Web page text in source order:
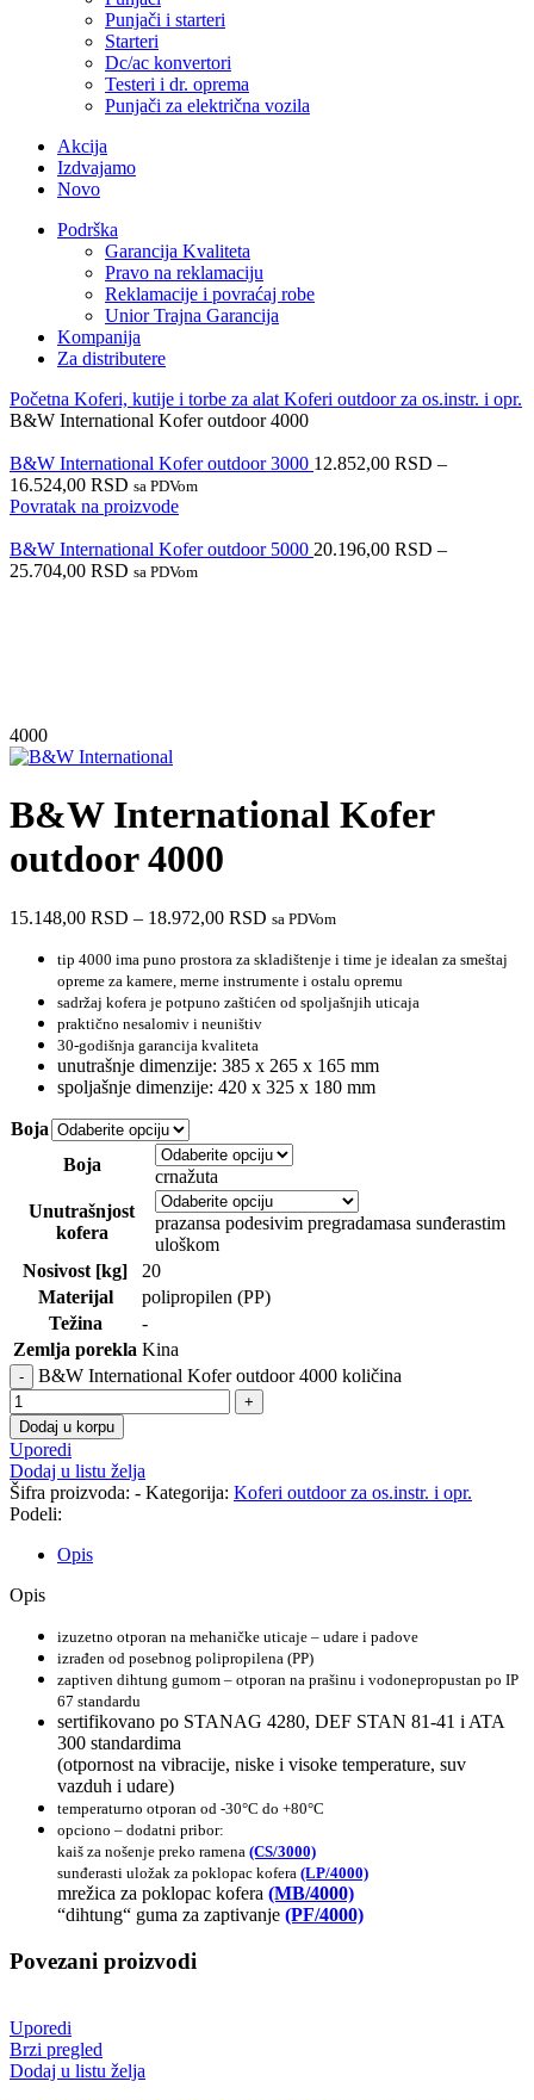
Punjači i starteri
Starteri
Dc/ac konvertori
Testeri i dr. oprema
Punjači za električna vozila
Akcija
Izdvajamo
Novo
Podrška
Garancija Kvaliteta
Pravo na reklamaciju
Reklamacije i povraćaj robe
Unior Trajna Garancija
Kompanija
Za distributere
Početna Koferi, kutije i torbe za alat Koferi outdoor za os.instr. i opr.
B&W International Kofer outdoor 4000
B&W International Kofer outdoor 3000 12.852,00 RSD –
16.524,00 RSD sa PDVom
Povratak na proizvode
B&W International Kofer outdoor 5000 20.196,00 RSD –
25.704,00 RSD sa PDVom
4000
B&W International Kofer
outdoor 4000
15.148,00 RSD – 18.972,00 RSD sa PDVom
tip 4000 ima puno prostora za skladištenje i time je idealan za smeštaj
opreme za kamere, merne instrumente i ostalu opremu
sadržaj kofera je potpuno zaštićen od spoljašnjih uticaja
praktično nesalomiv i neuništiv
30-godišnja garancija kvaliteta
unutrašnje dimenzije: 385 x 265 x 165 mm
spoljašnje dimenzije: 420 x 325 x 180 mm
Boja
Boja
crnažuta
Unutrašnjost
kofera
prazansa podesivim pregradamasa sunđerastim
uloškom
Nosivost [kg]
20
Materijal
polipropilen (PP)
Težina
-
Zemlja porekla Kina
B&W International Kofer outdoor 4000 količina
Dodaj u korpu
Uporedi
Dodaj u listu želja
Šifra proizvoda: - Kategorija: Koferi outdoor za os.instr. i opr.
Podeli:
Opis
Opis
izuzetno otporan na mehaničke uticaje – udare i padove
izrađen od posebnog polipropilena (PP)
zaptiven dihtung gumom – otporan na prašinu i vodonepropustan po IP
67 standardu
sertifikovano po STANAG 4280, DEF STAN 81-41 i ATA
300 standardima
(otpornost na vibracije, niske i visoke temperature, suv
vazduh i udare)
temperaturno otporan od -30°C do +80°C
opciono – dodatni pribor:
kaiš za nošenje preko ramena (CS/3000)
sunđerasti uložak za poklopac kofera (LP/4000)
mrežica za poklopac kofera (MB/4000)
“dihtung“ guma za zaptivanje (PF/4000)
Povezani proizvodi
Uporedi
Brzi pregled
Dodaj u listu želja